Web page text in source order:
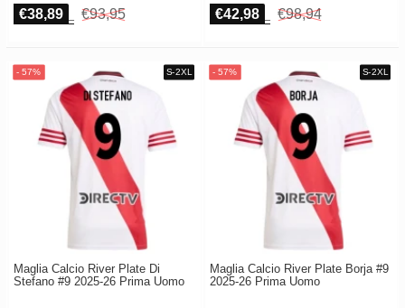
€38,89 €93,95 €42,98 €98,94
Maglia Calcio River Plate Di
Stefano #9 2025-26 Prima Uomo
Maglia Calcio River Plate Borja #9
2025-26 Prima Uomo